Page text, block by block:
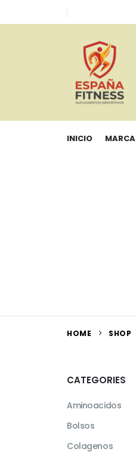
INICIO MARCA
HOME SHOP
CATEGORIES
Aminoacidos
Bolsos
Colagenos